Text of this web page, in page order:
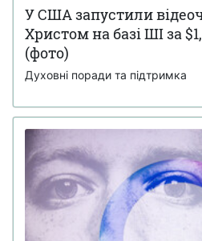
У США запустили
Христом на базі ШІ за
(фото)
Духовні поради та підтримка